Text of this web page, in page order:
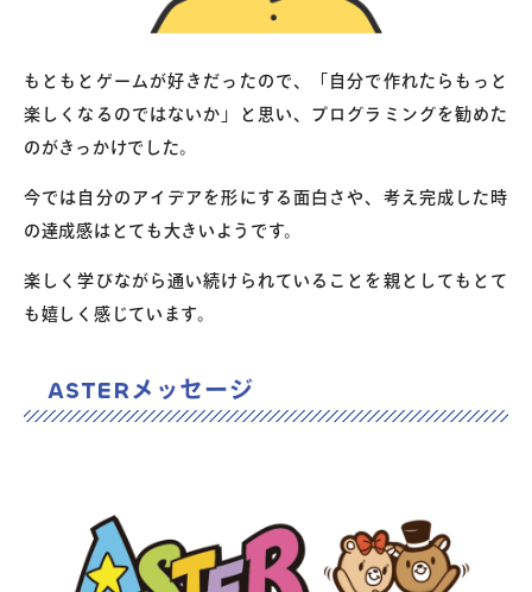
もともとゲームが好きだったので、「自分で作れたらもっと
楽しくなるのではないか」と思い、プログラミングを勧めた
のがきっかけでした。
今では自分のアイデアを形にする面白さや、考え完成した時
の達成感はとても大きいようです。
楽しく学びながら通い続けられていることを親としてもとて
も嬉しく感じています。
ASTERメッセージ